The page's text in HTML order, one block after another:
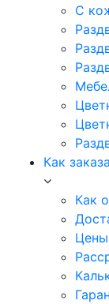
С
Как
Как
Цены